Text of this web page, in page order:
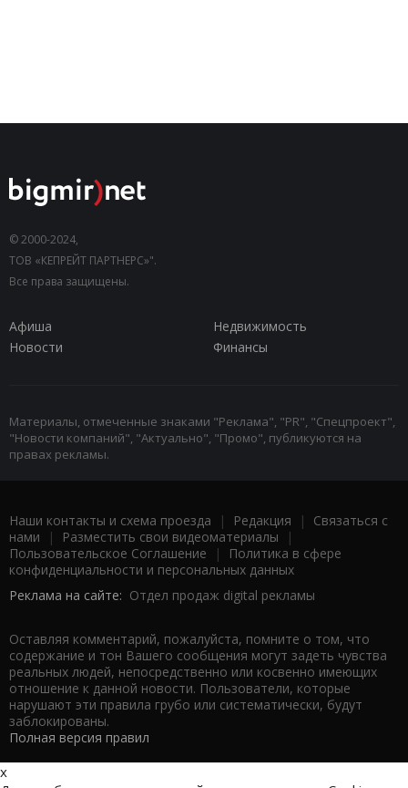
© 2000-2024,
ТОВ «КЕПРЕЙТ ПАРТНЕРС»".
Все права защищены.
Афиша
Недвижимость
Новости
Финансы
Материалы, отмеченные знаками "Реклама", "PR", "Спецпроект",
"Новости компаний", "Актуально", "Промо", публикуются на
правах рекламы.
Наши контакты и схема проезда | Редакция | Связаться с
нами | Разместить свои видеоматериалы |
Пользовательское Соглашение |
Политика в сфере
конфиденциальности и персональных данных
Реклама на сайте: Отдел продаж digital рекламы
Оставляя комментарий, пожалуйста, помните о том, что
содержание и тон Вашего сообщения могут задеть чувства
реальных людей, непосредственно или косвенно имеющих
отношение к данной новости. Пользователи, которые
нарушают эти правила грубо или систематически, будут
заблокированы.
Полная версия правил
x